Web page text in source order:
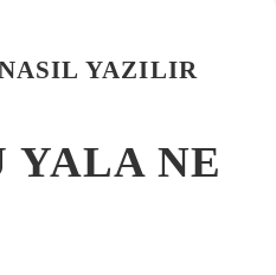
YAZILIR
YALA NE